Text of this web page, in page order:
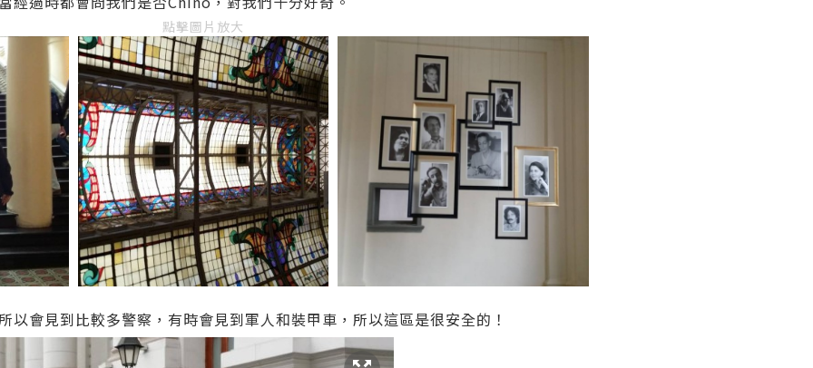
點擊圖片放大
以會見到比較多警察，有時會見到軍人和裝甲車，所以這區是很安全的！